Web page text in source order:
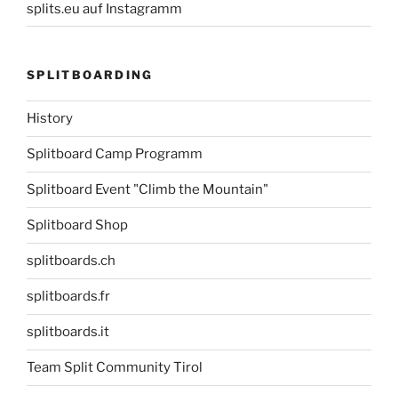
splits.eu auf Instagramm
SPLITBOARDING
History
Splitboard Camp Programm
Splitboard Event "Climb the Mountain"
Splitboard Shop
splitboards.ch
splitboards.fr
splitboards.it
Team Split Community Tirol